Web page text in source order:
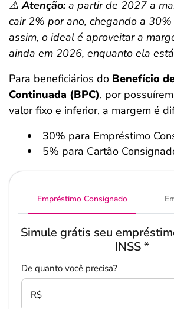
⚠️Atenção:a partir de 2027 a
cair 2% por ano, chegando a
assim, o ideal é aproveitar a
ainda em 2026, enquanto ela
Para beneficiários do Benefício
Continuada (BPC), por
valor fixo e inferior, a margem é
30% para Empréstimo
5% para Cartão
Empréstimo Consignado
Simule grátis seu
INSS*
De quanto você precisa?
R$